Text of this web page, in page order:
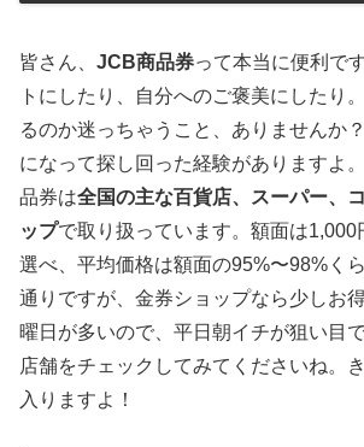
皆さん、 JCB商品券って本当に便利で
トにしたり、自分へのご褒美にしたり
るのか迷っちゃうこと、ありませんか
になって探し回った経験がありますよ
品券は全国の主な百貨店、スーパー、
ップで取り扱っています。額面は1,000
選べ、平均価格は額面の95%〜98%く
通りですが、金券ショップなら少しお
曜日が多いので、平日朝イチが狙い目
店舗をチェックしてみてくださいね。
入りますよ！